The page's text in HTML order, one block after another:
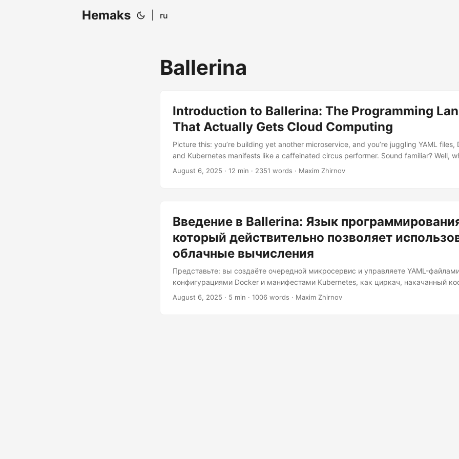
Hemaks ru
Ballerina
Introduction to Ballerina: The Programming
That Actually Gets Cloud Computing
Picture this: you’re building yet another microservice, and you’re juggling YAML files,
and Kubernetes manifests like a caffeinated circus performer. Sound familiar? Well,
there’s a programming language that was born in the cloud era and actually
August 6, 2025 · 12 min · 2351 words · Maxim Zhirnov
Введение в Ballerina: Язык
который действительно позволяет
облачные вычисления
Представьте: вы создаёте очередной микросервис и управляете YAML-
конфигурациями Docker и манифестами Kubernetes, как циркач, накачанный
знакомо? А что, если я скажу, что есть язык программирования, который
August 6, 2025 · 5 min · 1006 words · Maxim Zhirnov